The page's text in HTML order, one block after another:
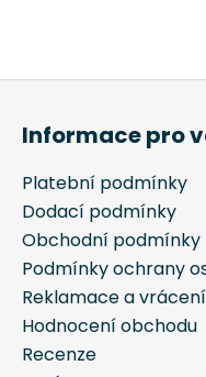
j
m
MULTIFUNKČNÍ
NEREZ
TERMOSKA/LÁHEV
BLACK
CHRÁPÁTKO®
891
Kč
Z
Informace pro
Platební podmínky
Dodací podmínky
Obchodní podmínky
Podmínky ochrany
Reklamace a
Hodnocení obchodu
Recenze